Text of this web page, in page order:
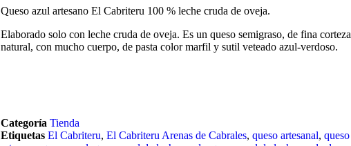
Queso azul artesano El Cabriteru 100 % leche cruda de oveja.
Elaborado solo con leche cruda de oveja. Es un queso semigraso, de fina corteza
natural, con mucho cuerpo, de pasta color marfil y sutil veteado azul-verdoso.
Categoría Tienda
Etiquetas El Cabriteru, El Cabriteru Arenas de Cabrales, queso artesanal, queso